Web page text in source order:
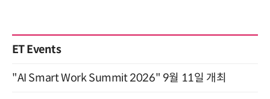
ET Events
"AI Smart Work Summit 2026" 9월 11일 개최